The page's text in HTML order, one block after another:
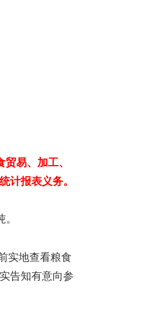
易、加工、
计报表义务。
实地查看粮食
告知有意向参